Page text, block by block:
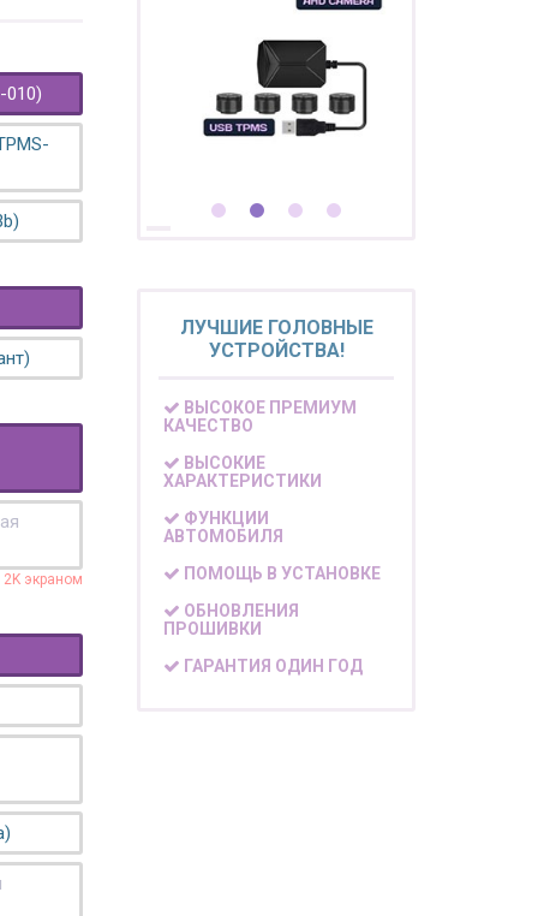
010)
2K экраном
ЛУЧШИЕ ГОЛОВНЫЕ
УСТРОЙСТВА!
ВЫСОКОЕ ПРЕМИУМ
КАЧЕСТВО
ВЫСОКИЕ
ХАРАКТЕРИСТИКИ
ФУНКЦИИ
АВТОМОБИЛЯ
ПОМОЩЬ В УСТАНОВКЕ
ОБНОВЛЕНИЯ
ПРОШИВКИ
ГАРАНТИЯ ОДИН ГОД